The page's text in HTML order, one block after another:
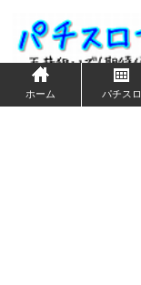
ホーム パチスロ